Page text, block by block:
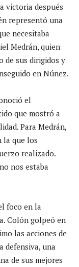
victoria después
representó una
necesitaba
Medrán, quien
de sus dirigidos y
en Núñez.
el
que mostró a
Para Medrán,
la que los
realizado.
nos estaba
foco en la
Colón golpeó en
las acciones de
defensiva, una
de sus mejores